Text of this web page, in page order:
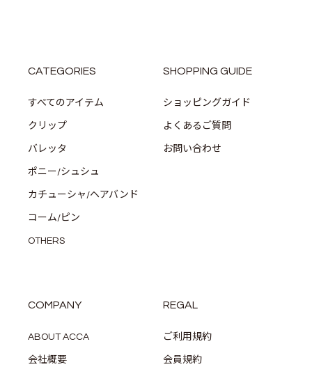
CATEGORIES
すべてのアイテム
クリップ
バレッタ
ポニー/シュシュ
カチューシャ/ヘアバンド
コーム/ピン
OTHERS
SHOPPING GUIDE
ショッピングガイド
よくあるご質問
お問い合わせ
COMPANY
ABOUT ACCA
会社概要
REGAL
ご利用規約
会員規約